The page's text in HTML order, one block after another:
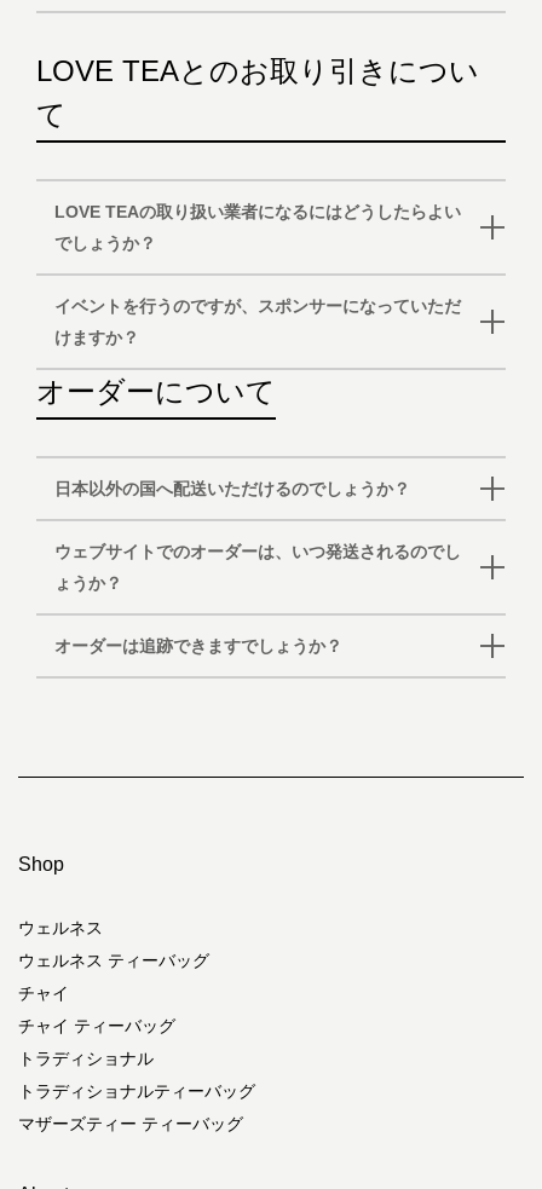
LOVE TEAとのお取り引きについ
て
LOVE TEAの取り扱い業者になるにはどうしたらよい
でしょうか？
イベントを行うのですが、スポンサーになっていただ
けますか？
オーダーについて
日本以外の国へ配送いただけるのでしょうか？
ウェブサイトでのオーダーは、いつ発送されるのでし
ょうか？
オーダーは追跡できますでしょうか？
Shop
ウェルネス
ウェルネス ティーバッグ
チャイ
チャイ ティーバッグ
トラディショナル
トラディショナルティーバッグ
マザーズティー ティーバッグ